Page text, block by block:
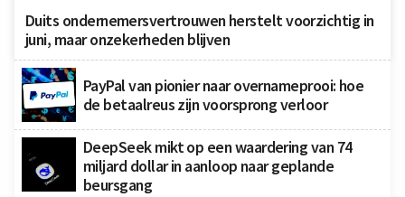
Duits ondernemersvertrouwen herstelt voorzichtig in
juni, maar onzekerheden blijven
PayPal van pionier naar overnameprooi: hoe
de betaalreus zijn voorsprong verloor
DeepSeek mikt op een waardering van 74
miljard dollar in aanloop naar geplande
beursgang